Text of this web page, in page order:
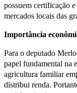
possuem certificação
mercados locais das
Importância
Para o deputado
papel fundamental na
agricultura familiar
distribui renda.